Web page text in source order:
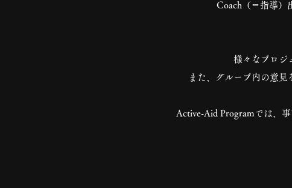
Coach（＝指導）
様々なプロジ
また、グループ内の意見
Active-Aid Programでは、